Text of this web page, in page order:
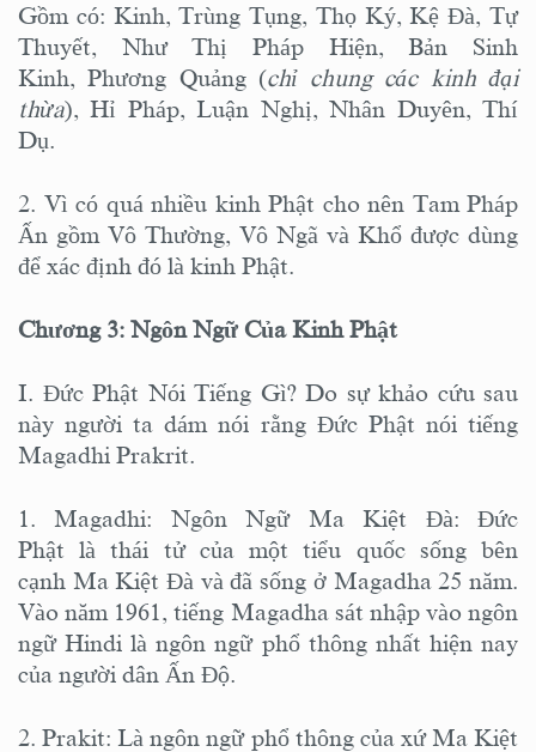
Gồm có: Kinh, Trùng Tụng, Thọ Ký, Kệ Đà, Tự
Thuyết, Như Thị Pháp Hiện, Bản Sinh
Kinh, Phương Quảng (chỉ chung các kinh đại
thừa), Hỉ Pháp, Luận Nghị, Nhân Duyên, Thí
Dụ.
2. Vì có quá nhiều kinh Phật cho nên Tam Pháp
Ấn gồm Vô Thường, Vô Ngã và Khổ được dùng
để xác định đó là kinh Phật.
Chương 3: Ngôn Ngữ Của Kinh Phật
I. Đức Phật Nói Tiếng Gì? Do sự khảo cứu sau
này người ta dám nói rằng Đức Phật nói tiếng
Magadhi Prakrit.
1. Magadhi: Ngôn Ngữ Ma Kiệt Đà: Đức
Phật là thái tử của một tiểu quốc sống bên
cạnh Ma Kiệt Đà và đã sống ở Magadha 25 năm.
Vào năm 1961, tiếng Magadha sát nhập vào ngôn
ngữ Hindi là ngôn ngữ phổ thông nhất hiện nay
của người dân Ấn Độ.
2. Prakit: Là ngôn ngữ phổ thông của xứ Ma Kiệt